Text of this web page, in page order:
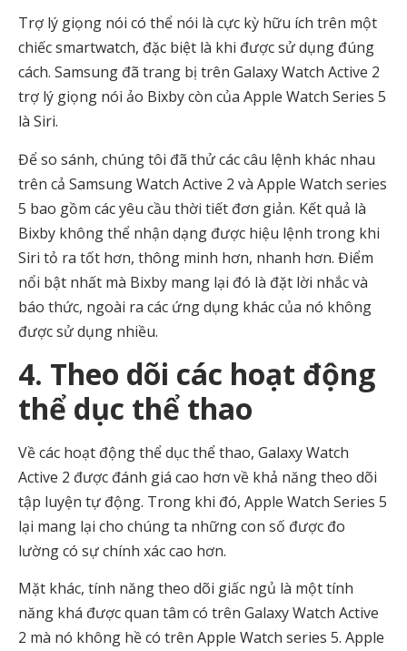
Trợ lý giọng nói có thể nói là cực kỳ hữu ích trên một
chiếc smartwatch, đặc biệt là khi được sử dụng đúng
cách. Samsung đã trang bị trên Galaxy Watch Active 2
trợ lý giọng nói ảo Bixby còn của Apple Watch Series 5
là Siri.
Để so sánh, chúng tôi đã thử các câu lệnh khác nhau
trên cả Samsung Watch Active 2 và Apple Watch series
5 bao gồm các yêu cầu thời tiết đơn giản. Kết quả là
Bixby không thể nhận dạng được hiệu lệnh trong khi
Siri tỏ ra tốt hơn, thông minh hơn, nhanh hơn. Điểm
nổi bật nhất mà Bixby mang lại đó là đặt lời nhắc và
báo thức, ngoài ra các ứng dụng khác của nó không
được sử dụng nhiều.
4. Theo dõi các hoạt động
thể dục thể thao
Về các hoạt động thể dục thể thao, Galaxy Watch
Active 2 được đánh giá cao hơn về khả năng theo dõi
tập luyện tự động. Trong khi đó, Apple Watch Series 5
lại mang lại cho chúng ta những con số được đo
lường có sự chính xác cao hơn.
Mặt khác, tính năng theo dõi giấc ngủ là một tính
năng khá được quan tâm có trên Galaxy Watch Active
2 mà nó không hề có trên Apple Watch series 5. Apple